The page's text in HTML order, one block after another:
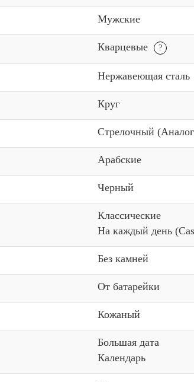
Мужские
Кварцевые
Нержавеющая сталь
Круг
Стрелочный
Арабские
Черный
Классические
На каждый день
Без камней
От батарейки
Кожаный
Большая дата
Календарь